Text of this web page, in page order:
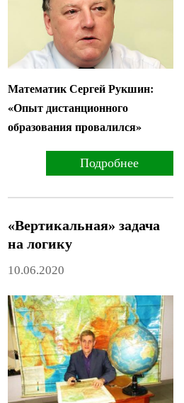
Математик Сергей Рукшин:
«Опыт дистанционного
образования провалился»
Подробнее
«Вертикальная» задача
на логику
10.06.2020